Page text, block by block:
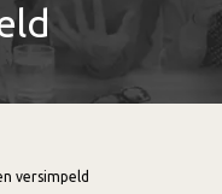
versimpeld